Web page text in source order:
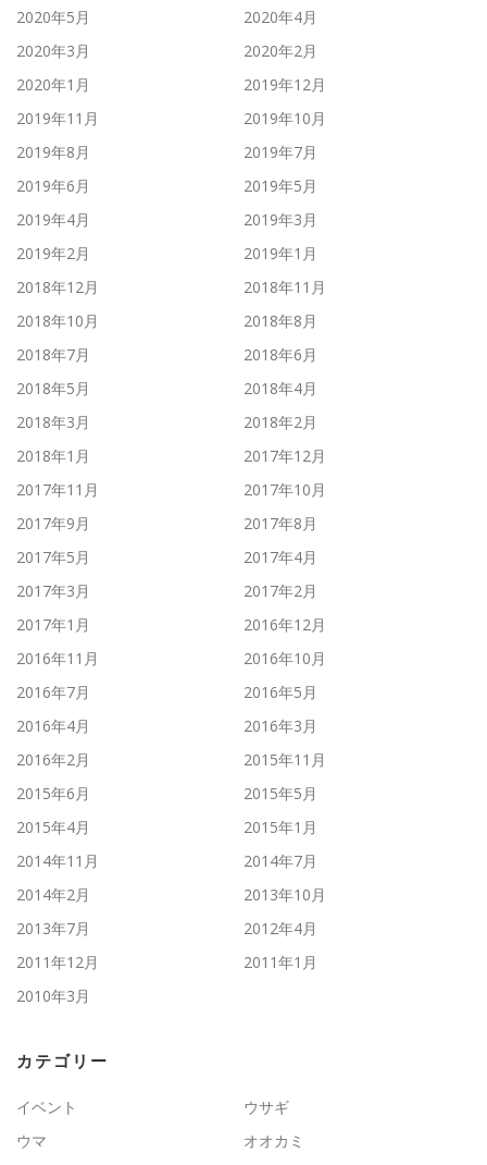
2020年5月
2020年4月
2020年3月
2020年2月
2020年1月
2019年12月
2019年11月
2019年10月
2019年8月
2019年7月
2019年6月
2019年5月
2019年4月
2019年3月
2019年2月
2019年1月
2018年12月
2018年11月
2018年10月
2018年8月
2018年7月
2018年6月
2018年5月
2018年4月
2018年3月
2018年2月
2018年1月
2017年12月
2017年11月
2017年10月
2017年9月
2017年8月
2017年5月
2017年4月
2017年3月
2017年2月
2017年1月
2016年12月
2016年11月
2016年10月
2016年7月
2016年5月
2016年4月
2016年3月
2016年2月
2015年11月
2015年6月
2015年5月
2015年4月
2015年1月
2014年11月
2014年7月
2014年2月
2013年10月
2013年7月
2012年4月
2011年12月
2011年1月
2010年3月
カテゴリー
イベント
ウサギ
ウマ
オオカミ